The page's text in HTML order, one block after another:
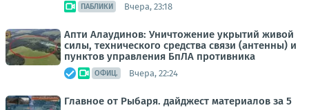
ПАБЛИКИ Вчера, 23:18
Апти Алаудинов: Уничтожение укрытий живой
силы, технического средства связи (антенны) и
пунктов управления БпЛА противника
ОФИЦ. Вчера, 22:24
Главное от Рыбаря. дайджест материалов за 5